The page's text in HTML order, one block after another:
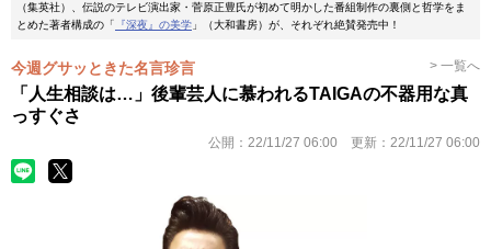
（集英社）、伝説のテレビ演出家・菅原正豊氏が初めて明かした番組制作の裏側と哲学をま
とめた著者構成の「 『深夜』の美学 」（大和書房）が、それぞれ絶賛発売中！
今週グサッときた名言珍言 > 一覧へ
「人生相談は…」後輩芸人に慕われるTAIGAの不器用な真
っすぐさ
公開： 22/11/27 06:00 更新： 22/11/27 06:00